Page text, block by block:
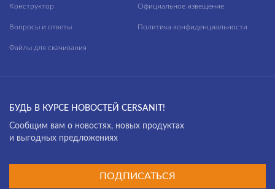
Конструктор
Вопросы и ответы
Файлы для скачивания
Официальное извещение
Политика конфиденциальности
БУДЬ В КУРСЕ НОВОСТЕЙ CERSANIT!
Cообщим вам о новостях, новых продуктах
и выгодных предложениях
ПОДПИСАТЬСЯ